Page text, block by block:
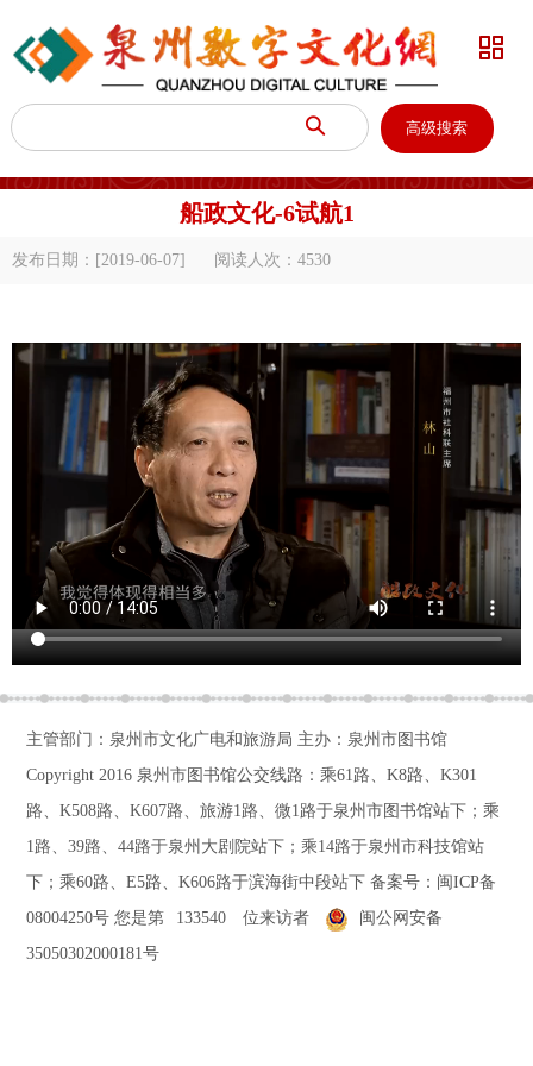
 高级搜索

船政文化-6试航1
发布日期：[2019-06-07] 阅读人次： 4530
主管部门：泉州市文化广电和旅游局 主办：泉州市图书馆
Copyright 2016 泉州市图书馆公交线路：乘61路、K8路、K301
路、K508路、K607路、旅游1路、微1路于泉州市图书馆站下；乘
1路、39路、44路于泉州大剧院站下；乘14路于泉州市科技馆站
下；乘60路、E5路、K606路于滨海街中段站下备案号： 闽ICP备
08004250号 您是第 133540 位来访者
闽公网安备
35050302000181号